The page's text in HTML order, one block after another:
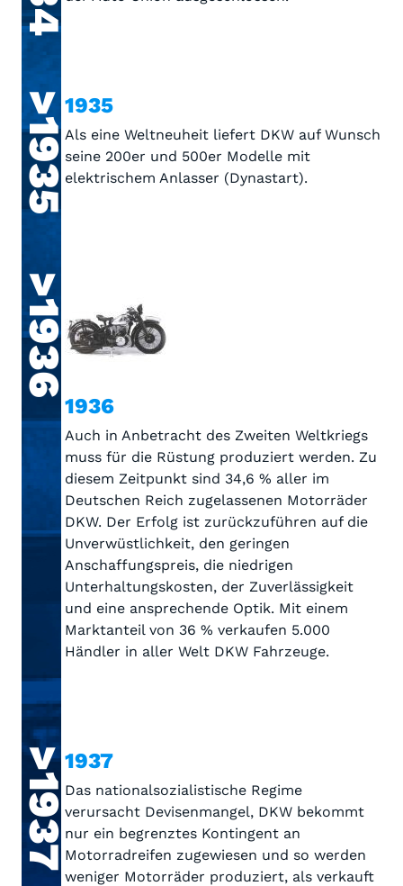
>19351935
Als eine Weltneuheit liefert DKW auf Wunsch
seine 200er und 500er Modelle mit
elektrischem Anlasser (Dynastart).
>1936
1936
Auch in Anbetracht des Zweiten Weltkriegs
muss für die Rüstung produziert werden. Zu
diesem Zeitpunkt sind 34,6 % aller im
Deutschen Reich zugelassenen Motorräder
DKW. Der Erfolg ist zurückzuführen auf die
Unverwüstlichkeit, den geringen
Anschaffungspreis, die niedrigen
Unterhaltungskosten, der Zuverlässigkeit
und eine ansprechende Optik. Mit einem
Marktanteil von 36 % verkaufen 5.000
Händler in aller Welt DKW Fahrzeuge.
>19371937
Das nationalsozialistische Regime
verursacht Devisenmangel, DKW bekommt
nur ein begrenztes Kontingent an
Motorradreifen zugewiesen und so werden
weniger Motorräder produziert, als verkauft